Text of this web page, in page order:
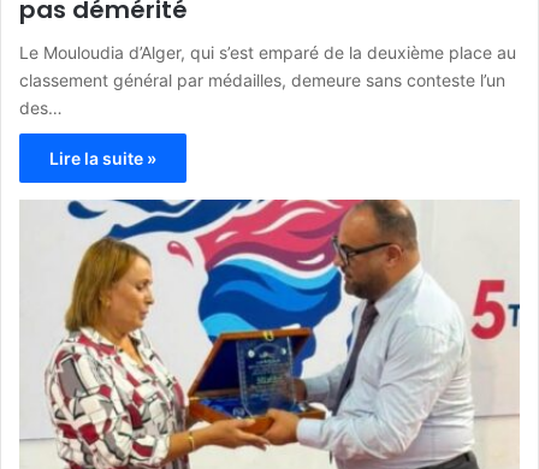
pas démérité
Le Mouloudia d’Alger, qui s’est emparé de la deuxième place au
classement général par médailles, demeure sans conteste l’un
des…
Lire la suite »